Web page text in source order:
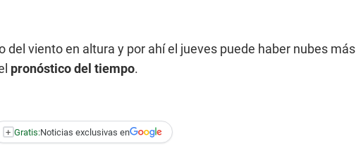
del viento en altura y por ahí el jueves puede haber nubes más
pronóstico del tiempo.
+ Gratis:Noticias exclusivas en